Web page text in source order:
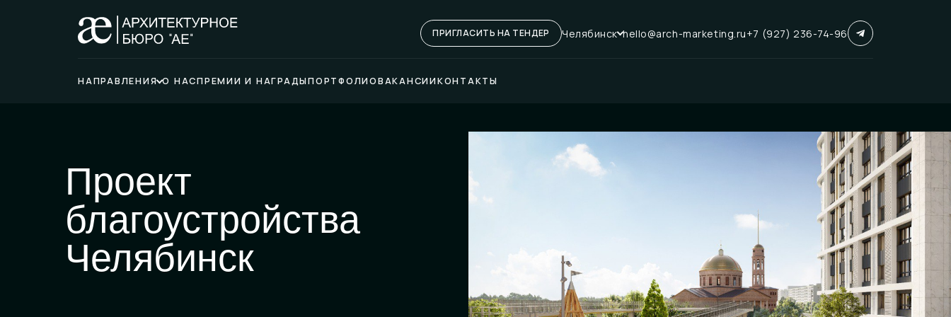
ПРИГЛАСИТЬ НА ТЕНДЕР Челябинск hello@arch-marketing.ru+7 (927) 236-74-96
НАПРАВЛЕНИЯ О НАСПРЕМИИ И НАГРАДЫПОРТФОЛИОВАКАНСИИКОНТАКТЫ
Проект
благоустройства
Челябинск